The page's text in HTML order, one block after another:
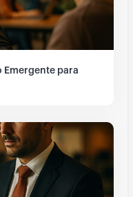
Emergente para